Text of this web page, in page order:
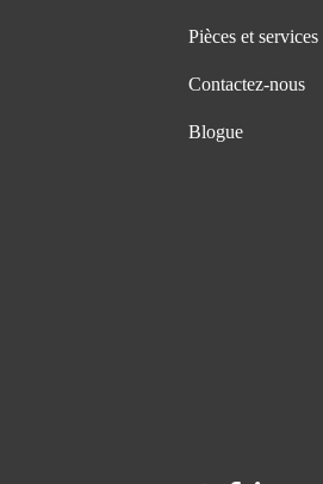
Pièces et services
Contactez-nous
Blogue